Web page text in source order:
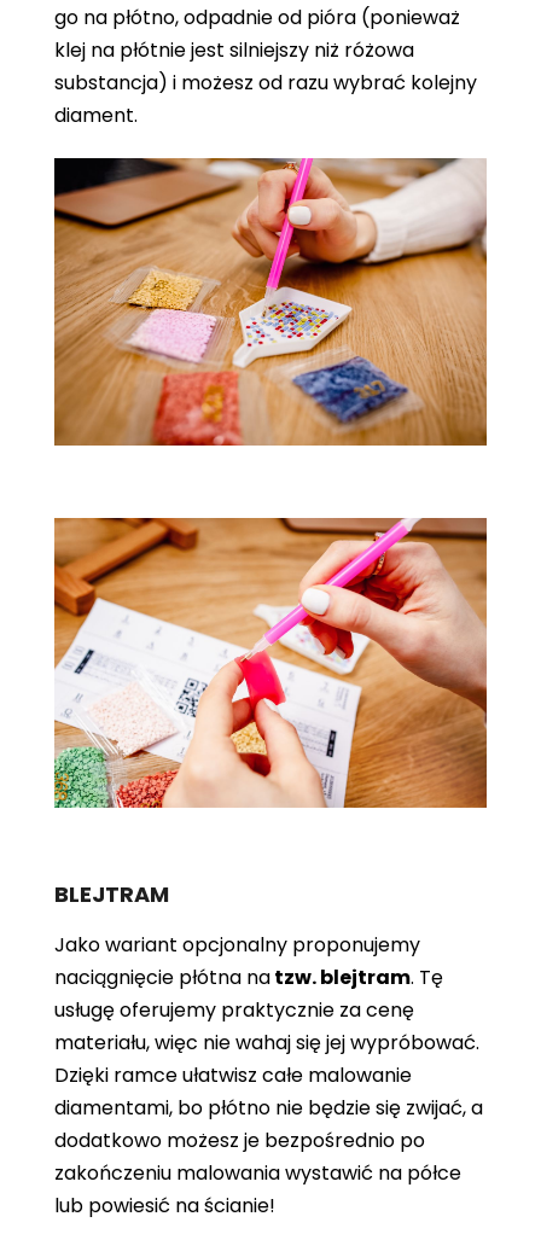
go na płótno, odpadnie od pióra (ponieważ
klej na płótnie jest silniejszy niż różowa
substancja) i możesz od razu wybrać kolejny
diament.
BLEJTRAM
Jako wariant opcjonalny proponujemy
naciągnięcie płótna natzw. blejtram. Tę
usługę oferujemy praktycznie za cenę
materiału, więc nie wahaj się jej wypróbować.
Dzięki ramce ułatwisz całe malowanie
diamentami, bo płótno nie będzie się zwijać, a
dodatkowo możesz je bezpośrednio po
zakończeniu malowania wystawić na półce
lub powiesić na ścianie!